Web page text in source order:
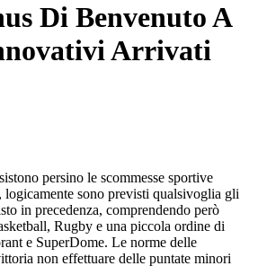
Di Benvenuto A
Arrivati
persino le scommesse sportive
sono previsti qualsivoglia gli
in precedenza, comprendendo però
Rugby e una piccola ordine di
e SuperDome. Le norme delle
non effettuare delle puntate minori